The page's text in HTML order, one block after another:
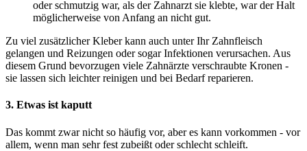
oder schmutzig war, als der Zahnarzt sie klebte, war der Halt
möglicherweise von Anfang an nicht gut.
Zu viel zusätzlicher Kleber kann auch unter Ihr Zahnfleisch
gelangen und Reizungen oder sogar Infektionen verursachen. Aus
diesem Grund bevorzugen viele Zahnärzte verschraubte Kronen -
sie lassen sich leichter reinigen und bei Bedarf reparieren.
3. Etwas ist kaputt
Das kommt zwar nicht so häufig vor, aber es kann vorkommen - vor
allem, wenn man sehr fest zubeißt oder schlecht schleift.